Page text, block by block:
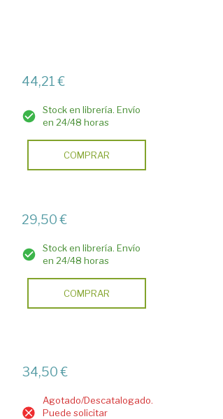
44,21 €
Stock en librería. Envío
en 24/48 horas
COMPRAR
29,50 €
Stock en librería. Envío
en 24/48 horas
COMPRAR
34,50 €
Agotado/Descatalogado.
Puede solicitar